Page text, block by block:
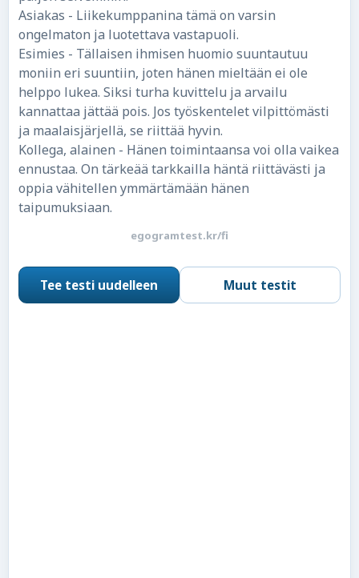
Asiakas - Liikekumppanina tämä on varsin
ongelmaton ja luotettava vastapuoli.
Esimies - Tällaisen ihmisen huomio suuntautuu
moniin eri suuntiin, joten hänen mieltään ei ole
helppo lukea. Siksi turha kuvittelu ja arvailu
kannattaa jättää pois. Jos työskentelet vilpittömästi
ja maalaisjärjellä, se riittää hyvin.
Kollega, alainen - Hänen toimintaansa voi olla vaikea
ennustaa. On tärkeää tarkkailla häntä riittävästi ja
oppia vähitellen ymmärtämään hänen
taipumuksiaan.
egogramtest.kr/fi
Tee testi uudelleen Muut testit